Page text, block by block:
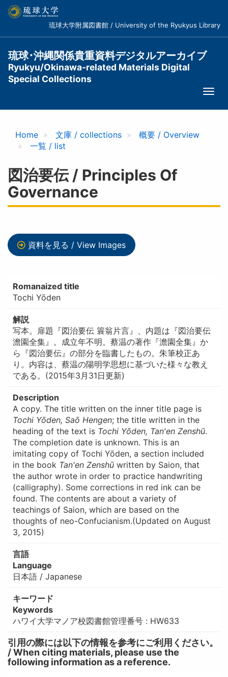
コ
琉球大学附属図書館 / University of the Ryukyus Library
琉球･沖縄関係貴重資料デジタルアーカイブ
Ryukyu/Okinawa-related Materials Digital
Special Collections
Home 文庫 / collections
概要 / Overview
一覧 / list
図治要伝 / Principles Of
Governance
資料を見る / View Images
Romanaized title
Tochi Yōden
解説
写本。扉題『図治要伝 簑翁片言』、内題は『図治要伝
澹園全集』。成立年不明。蔡温の著作『澹園全集』か
ら『図治要伝』の部分を臨書したもの。朱筆校正あ
り。内容は、蔡温の陽明学思想に基づいた様々な教え
である。(2015年3月31日更新)
Description
A copy. The title written on the inner title page is
Tochi Yōden, Saō Hengen; the title written in the
heading of the text is Tochi Yōden, Tan'en Zenshū.
The completion date is unknown. This is an
imitating copy of Tochi Yōden, a section included
in the book Tan'en Zenshūwritten by Saion, that
the author wrote in order to practice handwriting
(calligraphy). Some corrections in red ink can be
found. The contents are about a variety of
teachings of Saion, which are based on the
thoughts of neo-Confucianism.(Updated on August
3, 2015)
言語
Language
日本語 / Japanese
キーワード
Keywords
ハワイ大学マノア校図書館管理番号 : HW633
引用の際には以下の情報を参考にご利用ください。
/ When citing materials, please use the
following information as a reference.